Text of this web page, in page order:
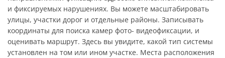
и фиксируемых нарушениях. Вы можете масштабировать
улицы, участки дорог и отдельные районы. Записывать
координаты для поиска камер фото- видеофиксации, и
оценивать маршрут. Здесь вы увидите, какой тип системы
установлен на том или ином участке. Места расположения